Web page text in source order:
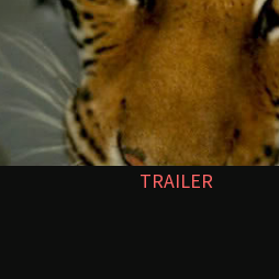
TRAILER